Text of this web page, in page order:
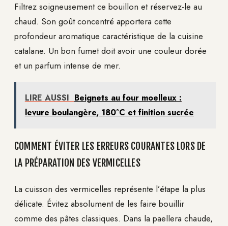
Filtrez soigneusement ce bouillon et réservez-le au
chaud. Son goût concentré apportera cette
profondeur aromatique caractéristique de la cuisine
catalane. Un bon fumet doit avoir une couleur dorée
et un parfum intense de mer.
LIRE AUSSI Beignets au four moelleux :
levure boulangère, 180°C et finition sucrée
COMMENT ÉVITER LES ERREURS COURANTES LORS DE
LA PRÉPARATION DES VERMICELLES
La cuisson des vermicelles représente l’étape la plus
délicate. Évitez absolument de les faire bouillir
comme des pâtes classiques. Dans la paellera chaude,